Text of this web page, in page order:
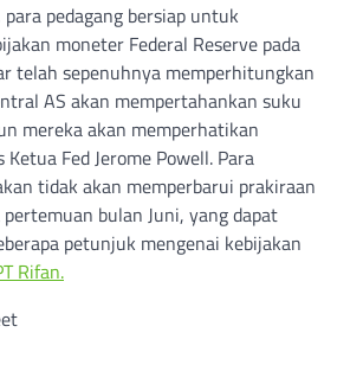
pedagang bersiap untuk
moneter Federal Reserve pada
telah sepenuhnya memperhitungkan
AS akan mempertahankan suku
mereka akan memperhatikan
Fed Jerome Powell. Para
tidak akan memperbarui prakiraan
bulan Juni, yang dapat
petunjuk mengenai kebijakan
Rifan.